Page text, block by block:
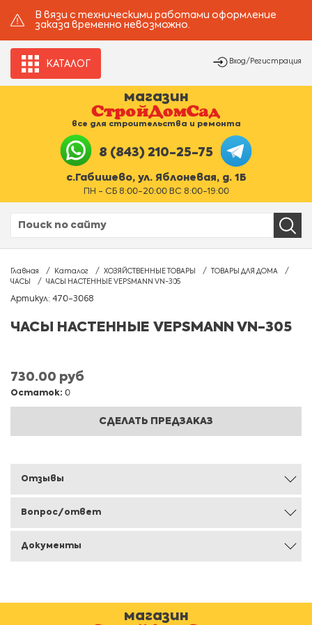
В вязи с техническими работами оформление
заказа временно невозможно.
КАТАЛОГ Вход/Регистрация
магазин
все для строительства и ремонта
8 (843) 210-25-75
с.Габишево, ул. Яблоневая, д. 1Б
ПН - СБ 8:00-20:00 ВС 8:00-19:00
Главная Каталог ХОЗЯЙСТВЕННЫЕ ТОВАРЫ
ТОВАРЫ ДЛЯ ДОМА
ЧАСЫ
ЧАСЫ НАСТЕННЫЕ VEPSMANN VN-305
Артикул: 470-3068
ЧАСЫ НАСТЕННЫЕ VEPSMANN VN-305
730.00 руб
Остаток: 0
СДЕЛАТЬ ПРЕДЗАКАЗ
Отзывы
Вопрос/ответ
Документы
магазин